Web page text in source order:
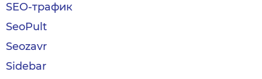
SEO-трафик
SeoPult
Seozavr
Sidebar